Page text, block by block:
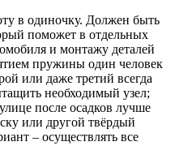
в одиночку. Должен быть
поможет в отдельных
и монтажу деталей
пружины один человек
или даже третий всегда
необходимый узел;
после осадков лучше
или другой твёрдый
– осуществлять все